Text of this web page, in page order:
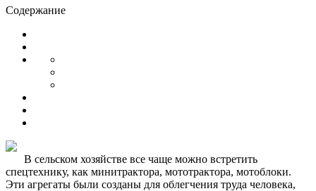
Содержание
В сельском хозяйстве все чаще можно встретить
спецтехнику, как минитрактора, мототрактора, мотоблоки.
Эти агрегаты были созданы для облегчения труда человека,